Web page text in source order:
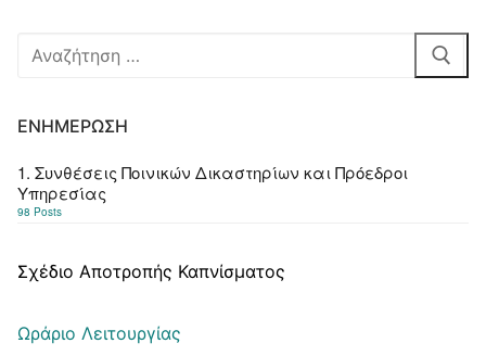
Αναζήτηση
ΕΝΗΜΈΡΩΣΗ
1. Συνθέσεις Ποινικών Δικαστηρίων και Πρόεδροι
Υπηρεσίας
98 Posts
Σχέδιο Αποτροπής Καπνίσματος
Ωράριο Λειτουργίας